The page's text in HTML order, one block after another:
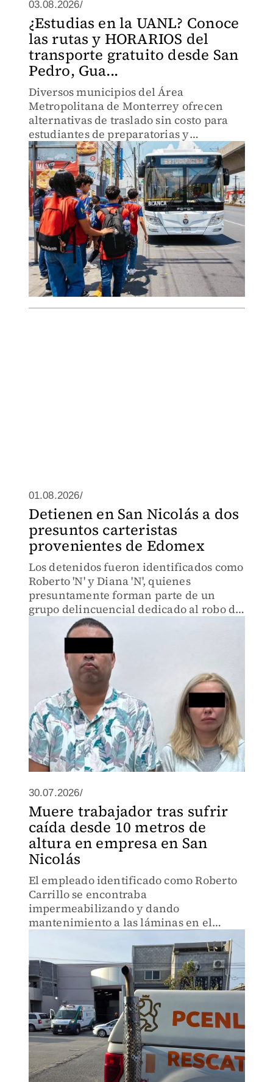
03.08.2026/
¿Estudias en la UANL? Conoce
las rutas y HORARIOS del
transporte gratuito desde San
Pedro, Gua...
Diversos municipios del Área
Metropolitana de Monterrey ofrecen
alternativas de traslado sin costo para
estudiantes de preparatorias y
facultades de la UANL
01.08.2026/
Detienen en San Nicolás a dos
presuntos carteristas
provenientes de Edomex
Los detenidos fueron identificados como
Roberto 'N' y Diana 'N', quienes
presuntamente forman parte de un
grupo delincuencial dedicado al robo de
carteras proveniente del Estado de
México.
30.07.2026/
Muere trabajador tras sufrir
caída desde 10 metros de
altura en empresa en San
Nicolás
El empleado identificado como Roberto
Carrillo se encontraba
impermeabilizando y dando
mantenimiento a las láminas en el